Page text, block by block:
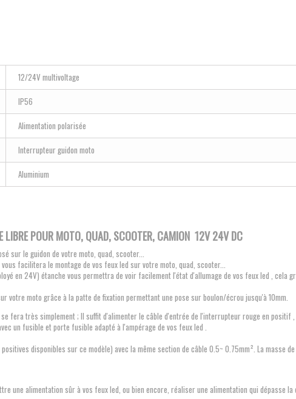
12/24V multivoltage
IP56
Alimentation polarisée
Interrupteur guidon moto
Aluminium
POUR MOTO, QUAD, SCOOTER, CAMION 12V 24V DC
sur le guidon de votre moto, quad, scooter...
facilitera le montage de vos feux led sur votre moto, quad, scooter...
en 24V) étanche vous permettra de voir facilement l'état d'allumage de vos feux led , cela
moto grâce à la patte de fixation permettant une pose sur boulon/écrou jusqu'à 10mm.
fera très simplement ; Il suffit d'alimenter le câble d'entrée de l'interrupteur rouge en positif
un fusible et porte fusible adapté à l'ampérage de vos feux led .
disponibles sur ce modèle) avec la même section de câble 0.5~ 0.75mm². La masse
une alimentation sûr à vos feux led, ou bien encore, réaliser une alimentation qui dépasse